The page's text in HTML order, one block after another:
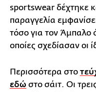
sportswear δέχτηκε
παραγγελία
τόσο για τον Άμπαλο
οποίες σχεδίασαν οι
Περισσότερα στο
εδώ στο σάιτ. Οι